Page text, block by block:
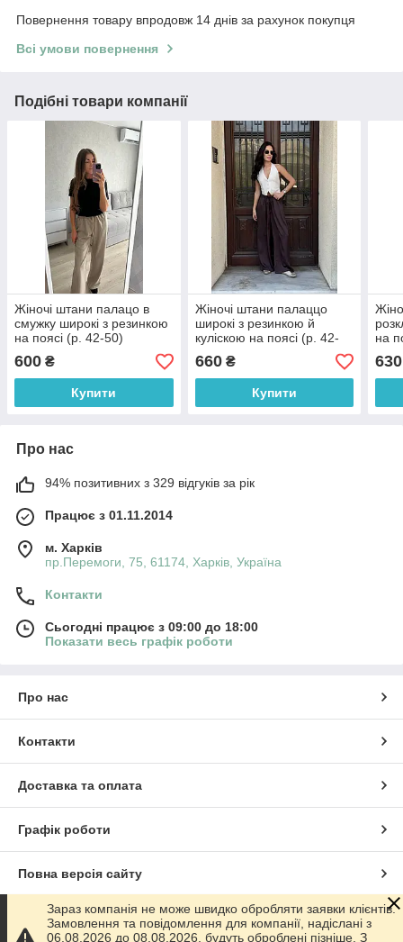
Повернення товару впродовж 14 днів за рахунок покупця
Всі умови повернення
Подібні товари компанії
Жіночі штани палацо в
смужку широкі з резинкою
на поясі (р. 42-50)
6121097
600 ₴
Купити
Жіночі штани палаццо
широкі з резинкою й
куліскою на поясі (р. 42-
46) 6121051
660₴
Купити
на
630
Про нас
94% позитивних з 329 відгуків за рік
Працює з 01.11.2014
м. Харків
пр.Перемоги, 75, 61174, Харків, Україна
Контакти
Сьогодні працює з 09:00 до 18:00
Показати весь графік роботи
Про нас
Контакти
Доставка та оплата
Графік роботи
Повна версія сайту
Сайт створено на маркетплейсіProm.ua
Зараз компанія не може швидко обробляти заявки клієнтів.
Замовлення та повідомлення для компанії, надіслані з
06.08.2026 до 08.08.2026, будуть оброблені пізніше. З